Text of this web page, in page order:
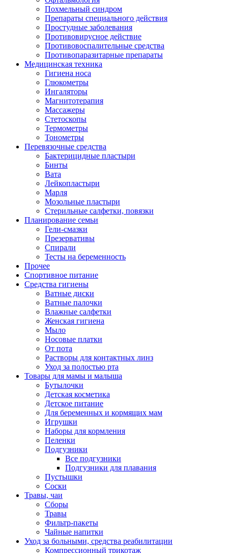
Похмельный синдром
Препараты специального действия
Простудные заболевания
Противовирусное действие
Противовоспалительные средства
Противопаразитарные препараты
Медицинская техника
Гигиена носа
Глюкометры
Ингаляторы
Магнитотерапия
Массажеры
Стетоскопы
Термометры
Тонометры
Перевязочные средства
Бактерицидные пластыри
Бинты
Вата
Лейкопластыри
Марля
Мозольные пластыри
Стерильные салфетки, повязки
Планирование семьи
Гели-смазки
Презервативы
Спирали
Тесты на беременность
Прочее
Спортивное питание
Средства гигиены
Ватные диски
Ватные палочки
Влажные салфетки
Женская гигиена
Мыло
Носовые платки
От пота
Растворы для контактных линз
Уход за полостью рта
Товары для мамы и малыша
Бутылочки
Детская косметика
Детское питание
Для беременных и кормящих мам
Игрушки
Наборы для кормления
Пеленки
Подгузники
Все подгузники
Подгузники для плавания
Пустышки
Соски
Травы, чаи
Сборы
Травы
Фильтр-пакеты
Чайные напитки
Уход за больными, средства реабилитации
Компрессионный трикотаж